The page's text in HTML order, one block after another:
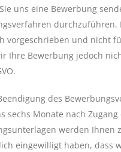
uns eine Bewerbung
durchzuführen.
vorgeschrieben und nicht
Ihre Bewerbung jedoch
des
sechs Monate nach
werden Ihnen
eingewilligt haben, dass